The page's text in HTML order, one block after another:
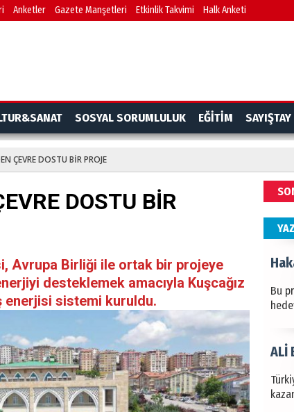
Anketler Gazete Manşetleri Etkinlik Takvimi Halk Anketi
SOSYAL SORUMLULUK EĞİTİM SAYIŞTAY
ÇEVRE DOSTU BİR PROJE
DOSTU BİR
Avrupa Birliği ile ortak bir projeye
desteklemek amacıyla Kuşcağız
enerjisi sistemi kuruldu.
Bu
ALİ